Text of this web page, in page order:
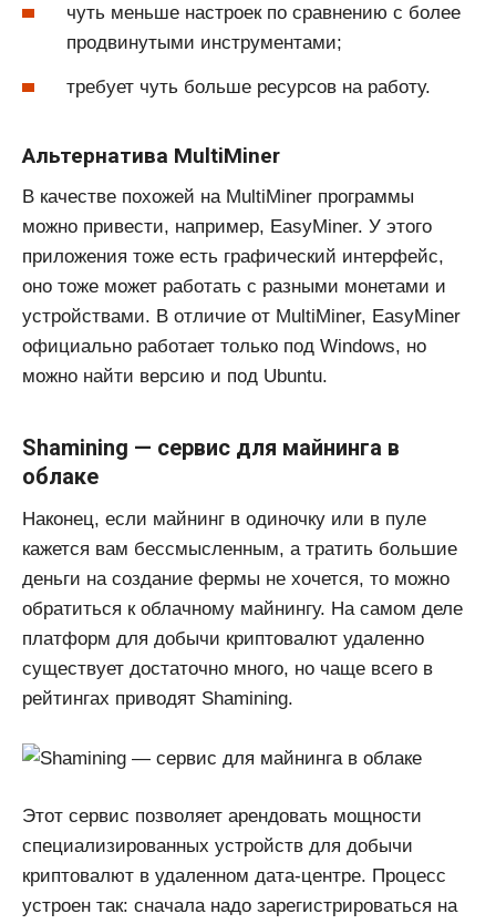
чуть меньше настроек по сравнению с более
продвинутыми инструментами;
требует чуть больше ресурсов на работу.
Альтернатива MultiMiner
В качестве похожей на MultiMiner программы
можно привести, например, EasyMiner. У этого
приложения тоже есть графический интерфейс,
оно тоже может работать с разными монетами и
устройствами. В отличие от MultiMiner, EasyMiner
официально работает только под Windows, но
можно найти версию и под Ubuntu.
Shamining — сервис для майнинга в
облаке
Наконец, если майнинг в одиночку или в пуле
кажется вам бессмысленным, а тратить большие
деньги на создание фермы не хочется, то можно
обратиться к облачному майнингу. На самом деле
платформ для добычи криптовалют удаленно
существует достаточно много, но чаще всего в
рейтингах приводят Shamining.
Этот сервис позволяет арендовать мощности
специализированных устройств для добычи
криптовалют в удаленном дата-центре. Процесс
устроен так: сначала надо зарегистрироваться на